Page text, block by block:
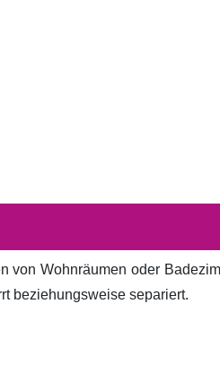
von Wohnräumen oder
beziehungsweise separiert.